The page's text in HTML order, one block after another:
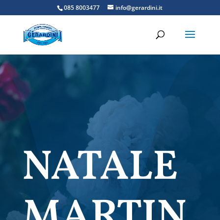
085 8003477 info@gerardini.it
NATALE